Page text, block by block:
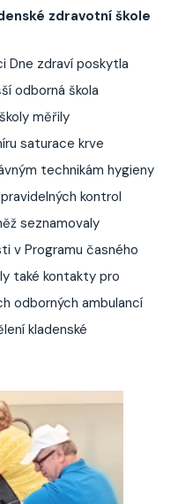
zdravotní škole
Dne zdraví poskytla
odborná škola
měřily
saturace krve
technikám hygieny
kontrol
seznamovaly
v Programu časného
také kontakty pro
odborných ambulancí
kladenské